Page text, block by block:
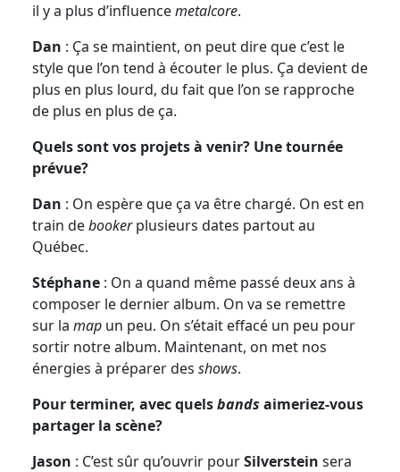
il y a plus d’influencemetalcore.
Dan : Ça se maintient, on peut dire que c’est le
style que l’on tend à écouter le plus. Ça devient de
plus en plus lourd, du fait que l’on se rapproche
de plus en plus de ça.
Quels sont vos projets à venir? Une tournée
prévue?
Dan : On espère que ça va être chargé. On est en
train debookerplusieurs dates partout au
Québec.
Stéphane : On a quand même passé deux ans à
composer le dernier album. On va se remettre
sur la map un peu. On s’était effacé un peu pour
sortir notre album. Maintenant, on met nos
énergies à préparer des shows.
Pour terminer, avec quelsbands aimeriez-vous
partager la scène?
Jason : C’est sûr qu’ouvrir pourSilverstein sera